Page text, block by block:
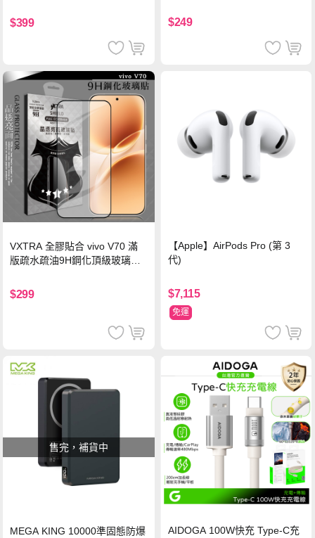
$399 $249
VXTRA 全膠貼合 vivo V70 滿
版疏水疏油9H鋼化頂級玻璃貼
$299
【Apple】AirPods Pro (第 3
代)
$7,115
免運
售完，補貨中
MEGA KING 10000準固態防爆
AIDOGA 100W快充 Type-C充